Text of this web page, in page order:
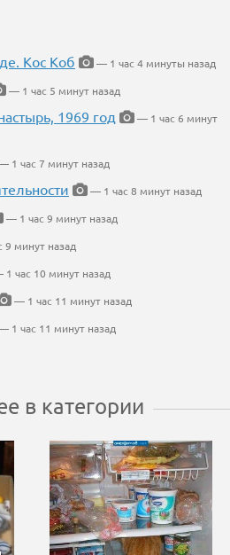
Кос Коб
— 1 час 4 минуты назад
— 1 час 5 минут назад
1969 год
— 1 час 6 минут
1 час 7 минут назад
— 1 час 8 минут назад
— 1 час 9 минут назад
9 минут назад
час 10 минут назад
— 1 час 11 минут назад
1 час 11 минут назад
в категории